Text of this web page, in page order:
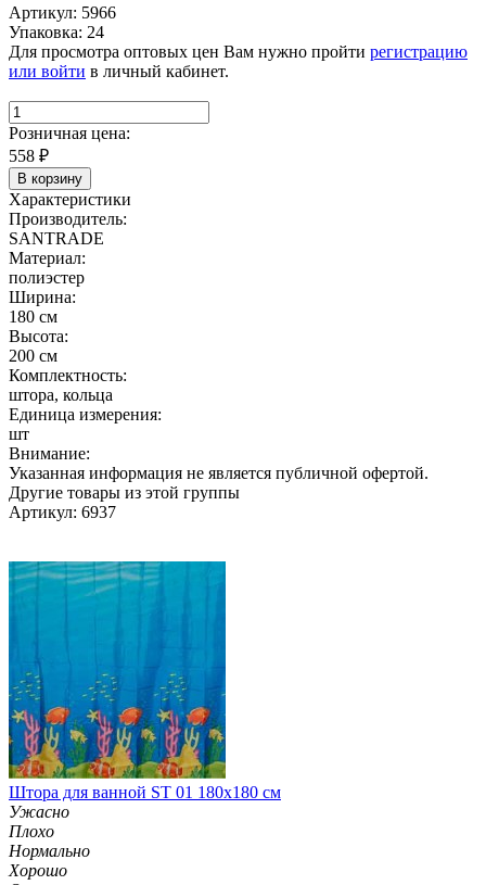
Артикул: 5966
Упаковка: 24
Для просмотра оптовых цен Вам нужно пройти регистрацию
или войти в личный кабинет.
Розничная цена:
558 ₽
В корзину
Характеристики
Производитель:
SANTRADE
Материал:
полиэстер
Ширина:
180 см
Высота:
200 см
Комплектность:
штора, кольца
Единица измерения:
шт
Внимание:
Указанная информация не является публичной офертой.
Другие товары из этой группы
Артикул: 6937
Штора для ванной ST 01 180х180 см
Ужасно
Плохо
Нормально
Хорошо